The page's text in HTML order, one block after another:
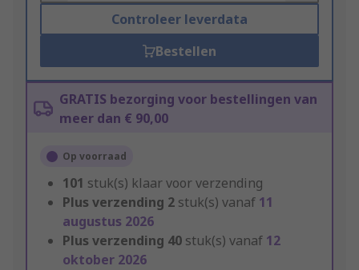
Controleer leverdata
Bestellen
GRATIS bezorging voor bestellingen van
meer dan € 90,00
Op voorraad
101 stuk(s) klaar voor verzending
Plus verzending 2 stuk(s) vanaf 11
augustus 2026
Plus verzending 40 stuk(s) vanaf 12
oktober 2026